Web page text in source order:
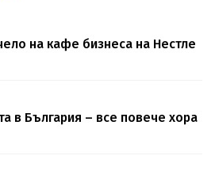
на кафе бизнеса на Нестле
в България – все повече хора